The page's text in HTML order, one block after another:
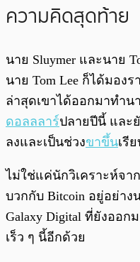
ความคิดสุดท้าย
นาย Sluymer และนาย
นาย Tom Lee ก็ได้มอง
ล่าสุดเขาได้ออกมาทำน
ดอลลลาร์ปลายปีนี้ และ
ลงและเป็นช่วงขาขึ้นเรี
ไม่ใช่แค่นักวิเคราะห์จา
บวกกับ Bitcoin อยู่อย่าง
Galaxy Digital ที่ยังออก
เร็ว ๆ นี้อีกด้วย